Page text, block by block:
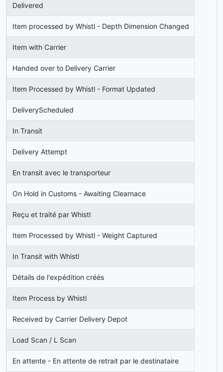
Delivered
Item processed by Whistl - Depth Dimension Changed
Item with Carrier
Handed over to Delivery Carrier
Item Processed by Whistl - Format Updated
DeliveryScheduled
In Transit
Delivery Attempt
En transit avec le transporteur
On Hold in Customs - Awaiting Clearnace
Reçu et traité par Whistl
Item Processed by Whistl - Weight Captured
In Transit with Whistl
Détails de l'expédition créés
Item Process by Whistl
Received by Carrier Delivery Depot
Load Scan / L Scan
En attente - En attente de retrait par le destinataire